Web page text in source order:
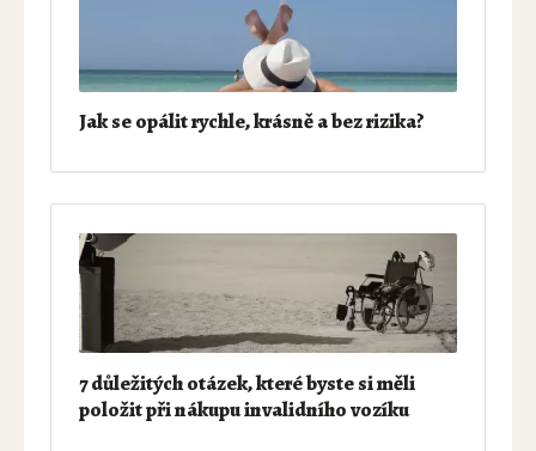
Jak se opálit rychle, krásně a bez rizika?
7 důležitých otázek, které byste si měli
položit při nákupu invalidního vozíku